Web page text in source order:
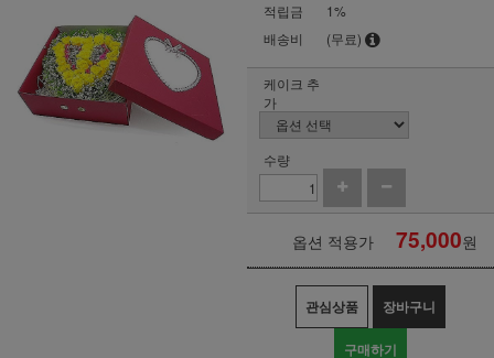
적립금
1%
배송비
(무료)
케이크 추
가
수량
옵션 적용가 75,000원
관심상품 장바구니
구매하기